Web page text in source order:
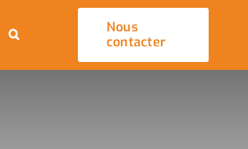
Nous
contacter